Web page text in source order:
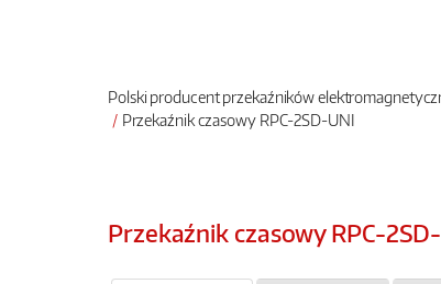
Polski producent przekaźników
Przekaźnik czasowy RPC-2SD-UNI
Przekaźnik czasowy RPC-